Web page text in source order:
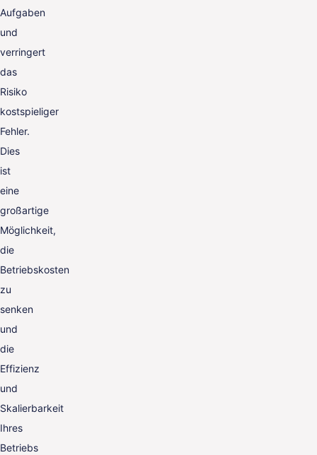
Aufgaben
und
verringert
das
Risiko
kostspieliger
Fehler.
Dies
ist
eine
großartige
Möglichkeit,
die
Betriebskosten
zu
senken
und
die
Effizienz
und
Skalierbarkeit
Ihres
Betriebs